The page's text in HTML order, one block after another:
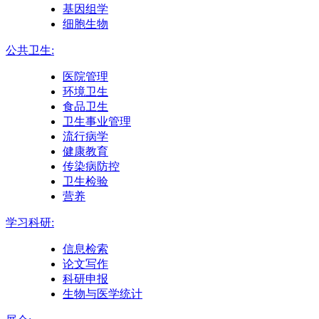
基因组学
细胞生物
公共卫生:
医院管理
环境卫生
食品卫生
卫生事业管理
流行病学
健康教育
传染病防控
卫生检验
营养
学习科研:
信息检索
论文写作
科研申报
生物与医学统计